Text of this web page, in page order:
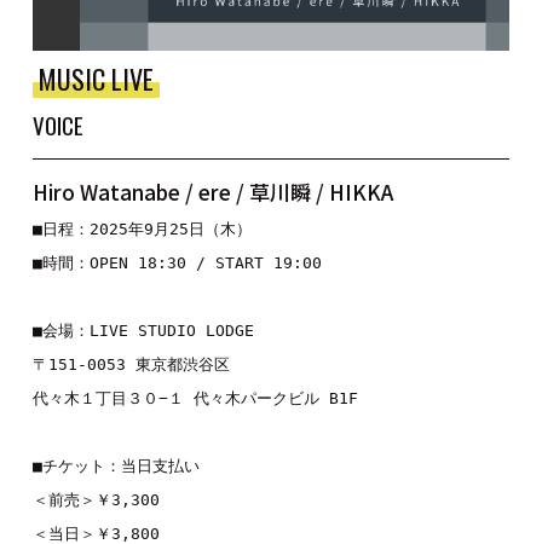
MUSIC LIVE
VOICE
Hiro Watanabe / ere / 草川瞬 / HIKKA
■日程：2025年9月25日（木）
■時間：OPEN 18:30 / START 19:00
■会場：LIVE STUDIO LODGE
〒151-0053 東京都渋谷区
代々木１丁目３０−１ 代々木パークビル B1F
■チケット：当日支払い
＜前売＞￥3,300
＜当日＞￥3,800